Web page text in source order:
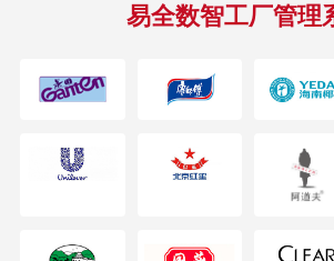
易全数智工厂管理